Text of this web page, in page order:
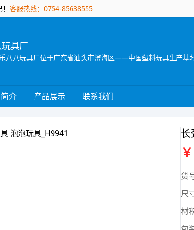
客服热线：0754-85638555
具厂
介 产品展示 联系我们
长
￥
货
尺
材